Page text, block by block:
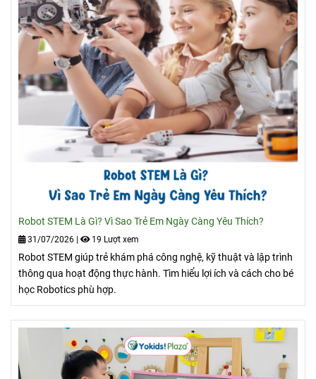
Robot STEM Là Gì? Vì Sao Trẻ Em Ngày Càng Yêu Thích?
31/07/2026 19 Lượt xem
Robot STEM giúp trẻ khám phá công nghệ, kỹ thuật và lập trình
thông qua hoạt động thực hành. Tìm hiểu lợi ích và cách cho bé
học Robotics phù hợp.